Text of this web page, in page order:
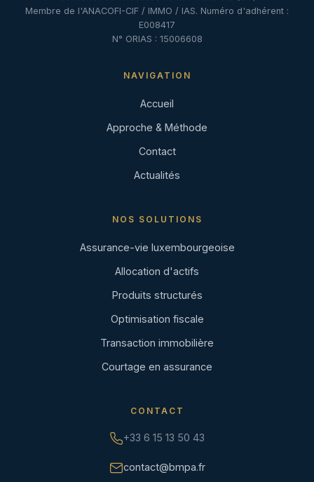
Membre de l'ANACOFI-CIF / IMMO / IAS. Numéro d'adhérent :
E008417
N° ORIAS : 15006608
NAVIGATION
Accueil
Approche & Méthode
Contact
Actualités
NOS SOLUTIONS
Assurance-vie luxembourgeoise
Allocation d'actifs
Produits structurés
Optimisation fiscale
Transaction immobilière
Courtage en assurance
CONTACT
+33 6 15 13 50 43
contact@bmpa.fr